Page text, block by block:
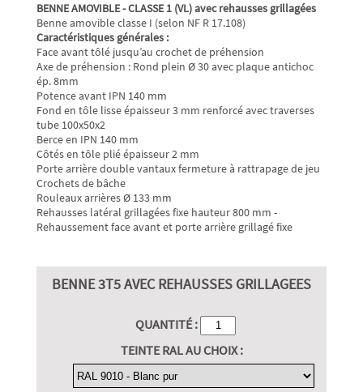
BENNE AMOVIBLE - CLASSE 1 (VL) avec rehausses grillagées
Benne amovible classe I (selon NF R 17.108)
Caractéristiques générales :
Face avant tôlé jusqu’au crochet de préhension
Axe de préhension : Rond plein Ø 30 avec plaque antichoc
ép. 8mm
Potence avant IPN 140 mm
Fond en tôle lisse épaisseur 3 mm renforcé avec traverses
tube 100x50x2
Berce en IPN 140 mm
Côtés en tôle plié épaisseur 2 mm
Porte arrière double vantaux fermeture à rattrapage de jeu
Crochets de bâche
Rouleaux arrières Ø 133 mm
Rehausses latéral grillagées fixe hauteur 800 mm -
Rehaussement face avant et porte arrière grillagé fixe
BENNE 3T5 AVEC REHAUSSES GRILLAGEES
QUANTITÉ :
TEINTE RAL AU CHOIX :